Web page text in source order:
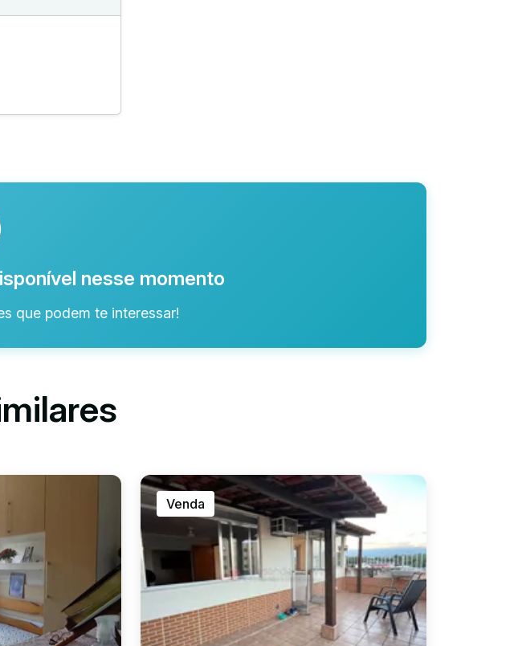
nesse momento
que podem te interessar!
Venda